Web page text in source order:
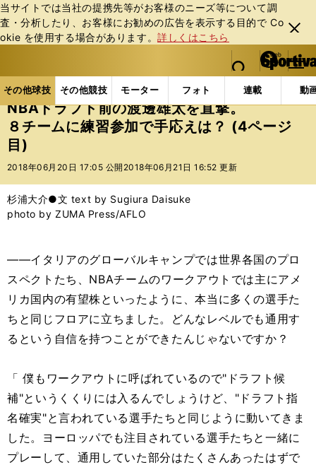
当サイトでは当社の提携先等がお客様のニーズ等について調
査・分析したり、お客様にお勧めの広告を表⽰する⽬的で Co
okie を使⽤する場合があります。詳しくはこちら
閉じ
る
web Sportiva (webスポルティーバ)
検索
マイペ
ー
ジ
メニュ
その他球技 その他競技 モーター フォト 連載 動
ス
ポ
ル
テ
ー
バ
その他球技の記事一覧 バスケットボール NBA
NBAドラフト前の渡邊雄太を直撃。
８チームに練習参加で手応えは？ (4ページ
目)
2018年06月20日 17:05 公開 2018年06月21日 16:52 更新
杉浦大介●文 text by Sugiura Daisuke
photo by ZUMA Press/AFLO
――イタリアのグローバルキャンプでは世界各国のプロ
スペクトたち、NBAチームのワークアウトでは主にアメ
リカ国内の有望株といったように、本当に多くの選手た
ちと同じフロアに立ちました。どんなレベルでも通用す
るという自信を持つことができたんじゃないですか？
「 僕もワークアウトに呼ばれているので"ドラフト候
補"というくくりには入るんでしょうけど、"ドラフト指
名確実"と言われている選手たちと同じように動いてきま
した。ヨーロッパでも注目されている選手たちと一緒に
プレーして、通用していた部分はたくさんあったはずで